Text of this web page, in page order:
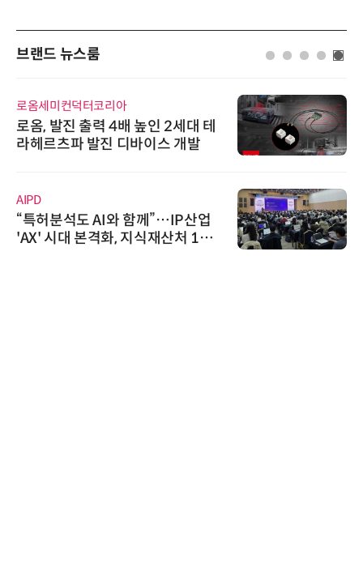
브랜드 뉴스룸
로옴세미컨덕터코리아
로옴, 발진 출력 4배 높인 2세대 테
라헤르츠파 발진 디바이스 개발
AIPD
“특허분석도 AI와 함께”…IP산업
'AX' 시대 본격화, 지식재산처 1호